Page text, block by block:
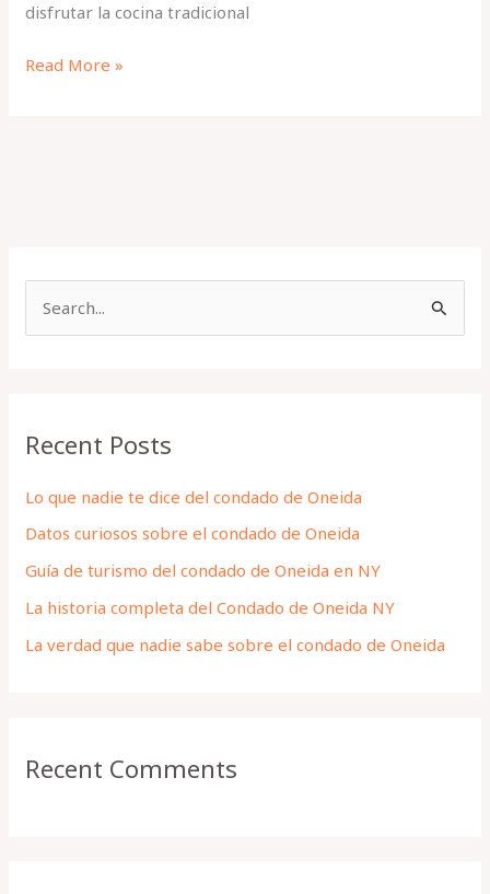
disfrutar la cocina tradicional
Read More »
c
f
o
r
:
Recent Posts
Lo que nadie te dice del condado de Oneida
Datos curiosos sobre el condado de Oneida
Guía de turismo del condado de Oneida en NY
La historia completa del Condado de Oneida NY
La verdad que nadie sabe sobre el condado de Oneida
Recent Comments